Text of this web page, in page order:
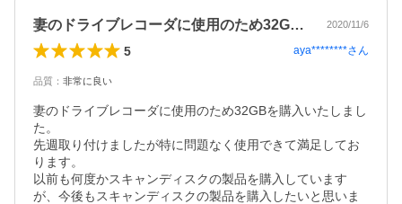
妻のドライブレコーダに使用のため32G… 2020/11/6
5 aya********さん
品質 ： 非常に良い
妻のドライブレコーダに使用のため32GBを購入いたしまし
た。
先週取り付けましたが特に問題なく使用できて満足してお
ります。
以前も何度かスキャンディスクの製品を購入しています
が、今後もスキャンディスクの製品を購入したいと思いま